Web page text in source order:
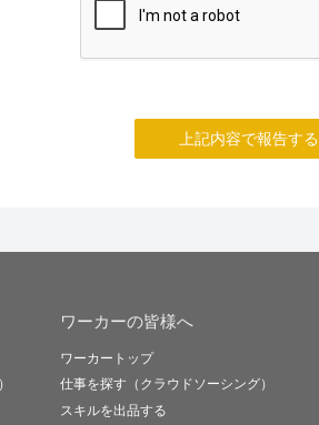
上記内容で報告する
ワーカーの皆様へ
ワーカートップ
仕事を探す（クラウドソーシング）
スキルを出品する